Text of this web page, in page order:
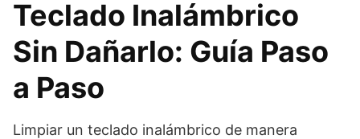
Teclado Inalámbrico
Sin Dañarlo: Guía Paso
a Paso
Limpiar un teclado inalámbrico de manera